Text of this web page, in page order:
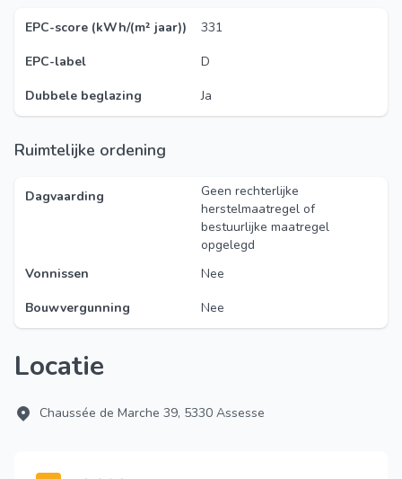
EPC-score (kWh/(m² jaar))
331
EPC-label
D
Dubbele beglazing
Ja
Ruimtelijke ordening
Dagvaarding
Geen rechterlijke
herstelmaatregel of
bestuurlijke maatregel
opgelegd
Vonnissen
Nee
Bouwvergunning
Nee
Locatie
Chaussée de Marche 39, 5330 Assesse